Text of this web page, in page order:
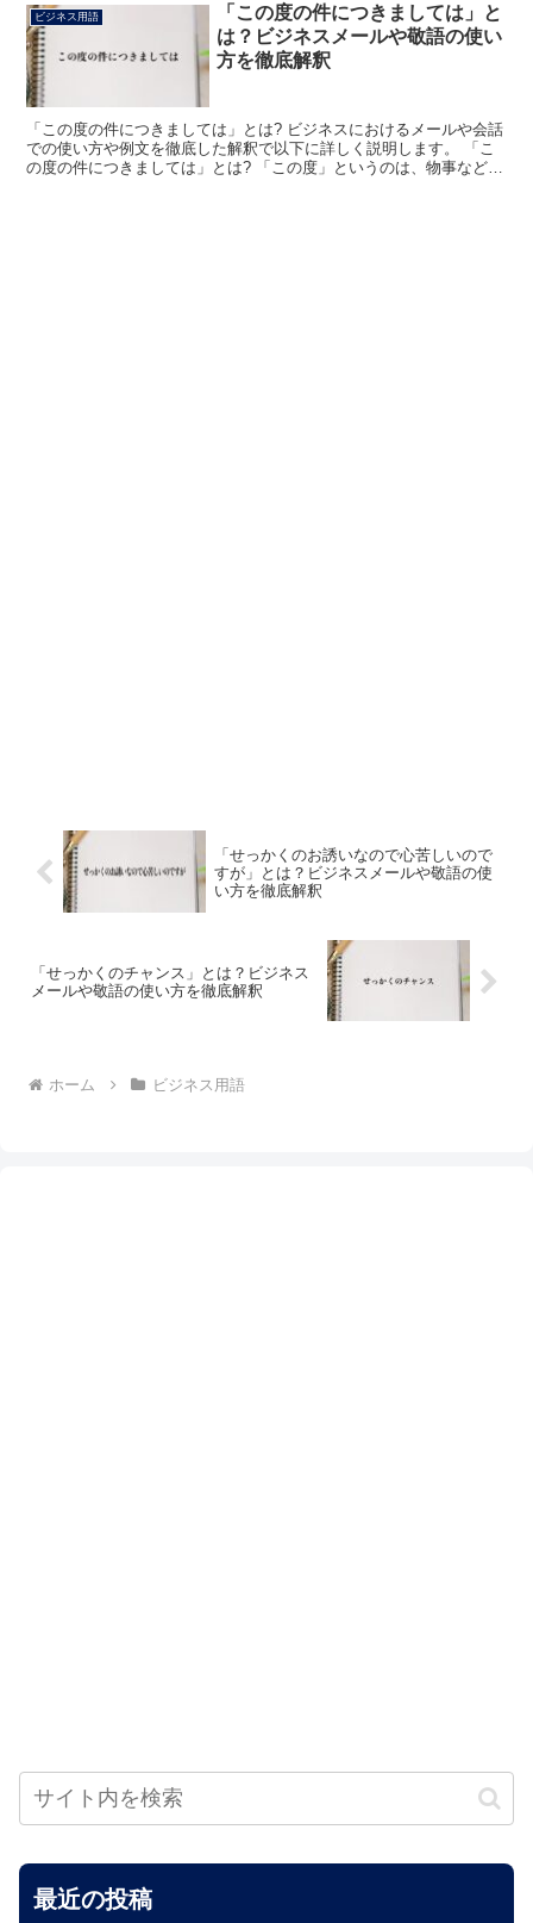
ビジネス用語
「この度の件につきましては」と
は？ビジネスメールや敬語の使い
方を徹底解釈
「この度の件につきましては」とは? ビジネスにおけるメールや会話
での使い方や例文を徹底した解釈で以下に詳しく説明します。 「こ
の度の件につきましては」とは? 「この度」というのは、物事などが
「せっかくのお誘いなので心苦しいので
すが」とは？ビジネスメールや敬語の使
い方を徹底解釈
「せっかくのチャンス」とは？ビジネス
メールや敬語の使い方を徹底解釈
ホーム ビジネス用語
最近の投稿